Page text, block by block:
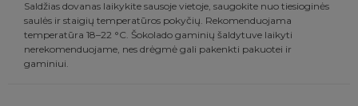
Saldžias dovanas laikykite sausoje vietoje, saugokite nuo tiesioginės
saulės ir staigių temperatūros pokyčių. Rekomenduojama
temperatūra 18–22 °C. Šokolado gaminių šaldytuve laikyti
nerekomenduojame, nes drėgmė gali pakenkti pakuotei ir
gaminiui.